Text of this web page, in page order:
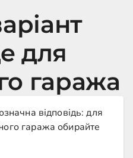
для
гаража
відповідь: для
гаража обирайте